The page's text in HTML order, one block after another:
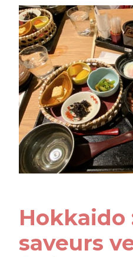
Hokkaido
saveurs